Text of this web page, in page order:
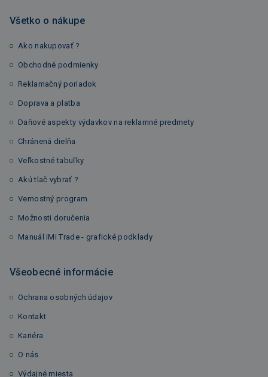
Všetko o nákupe
Ako nakupovať ?
Obchodné podmienky
Reklamačný poriadok
Doprava a platba
Daňové aspekty výdavkov na reklamné predmety
Chránená dielňa
Veľkostné tabuľky
Akú tlač vybrať ?
Vernostný program
Možnosti doručenia
Manuál iMi Trade - grafické podklady
Všeobecné informácie
Ochrana osobných údajov
Kontakt
Kariéra
O nás
Výdajné miesta